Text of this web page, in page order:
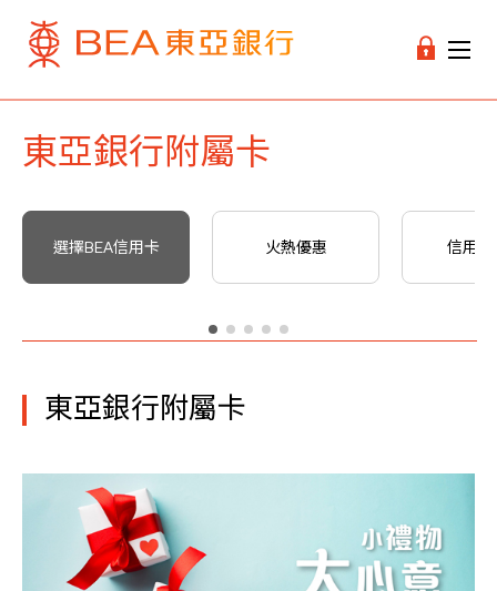
東亞銀行附屬卡
選擇BEA信用卡 火熱優惠 信用卡
東亞銀行附屬卡